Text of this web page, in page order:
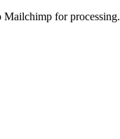
for processing.